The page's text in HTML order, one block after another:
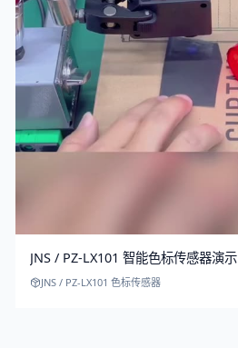
JNS / PZ-LX101 智能色标传感器演示
JNS / PZ-LX101 色标传感器